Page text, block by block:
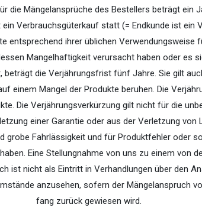
die Mängelansprüche des Bestellers beträgt ein
Verbrauchsgüterkauf statt (= Endkunde ist ein
entsprechend ihrer üblichen Verwendungsweise
Mangelhaftigkeit verursacht haben oder es
beträgt die Verjährungsfrist fünf Jahre. Sie gilt
einem Mangel der Produkte beruhen. Die
Die Verjährungsverkürzung gilt nicht für die
einer Garantie oder aus der Verletzung von
grobe Fahrlässigkeit und für Produktfehler oder
Eine Stellungnahme von uns zu einem von
ist nicht als Eintritt in Verhandlungen über den
anzusehen, sofern der Mängelanspruch
fang zurück­ gewiesen wird.